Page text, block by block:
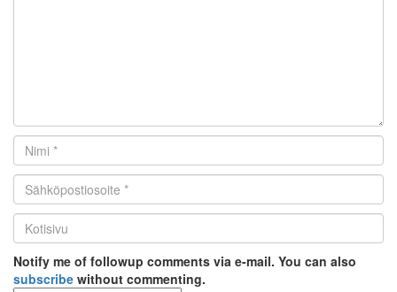
Nimi
*
Email
*
Kotisivu
*
Notify me of followup comments via e-mail. You can also
subscribe without commenting.